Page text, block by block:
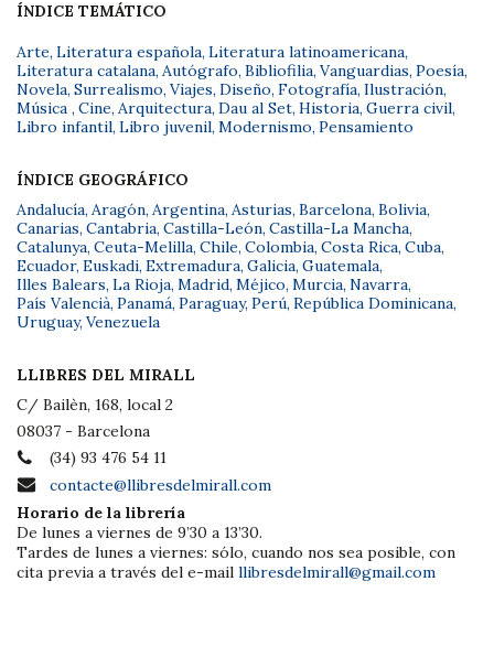
ÍNDICE TEMÁTICO
Arte, Literatura española, Literatura latinoamericana,
Literatura catalana, Autógrafo, Bibliofilia, Vanguardias, Poesía,
Novela, Surrealismo, Viajes, Diseño, Fotografía, Ilustración,
Música , Cine, Arquitectura, Dau al Set, Historia, Guerra civil,
Libro infantil, Libro juvenil, Modernismo, Pensamiento
ÍNDICE GEOGRÁFICO
Andalucía, Aragón, Argentina, Asturias, Barcelona, Bolivia,
Canarias, Cantabria, Castilla-León, Castilla-La Mancha,
Catalunya, Ceuta-Melilla, Chile, Colombia, Costa Rica, Cuba,
Ecuador, Euskadi, Extremadura, Galicia, Guatemala,
Illes Balears, La Rioja, Madrid, Méjico, Murcia, Navarra,
País Valencià, Panamá, Paraguay, Perú, República Dominicana,
Uruguay, Venezuela
LLIBRES DEL MIRALL
C/ Bailèn, 168, local 2
08037 - Barcelona
(34) 93 476 54 11
contacte@llibresdelmirall.com
Horario de la librería
De lunes a viernes de 9’30 a 13’30.
Tardes de lunes a viernes: sólo, cuando nos sea posible, con
cita previa a través del e-mail llibresdelmirall@gmail.com